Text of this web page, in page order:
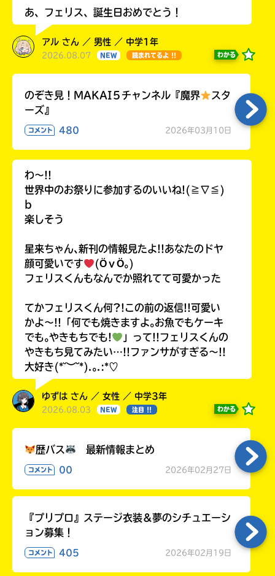
あ、フェリス、誕生日おめでとう！
アル さん ／ 男性 ／ 中学1年
2026.08.07 NEW 読まれてるよ !! わかる
のぞき見！MAKAI５チャンネル『魔界
スタ
ーズ』
コメント 480 2026年03月10日
わ〜!!
世界中のお祭りに参加するのいいね!(≧∇≦)
b
楽しそう
星来ちゃん､新刊の情報見たよ!!あなたのドヤ
顔可愛いです
(ӦｖӦ｡)
フェリスくんもなんでか照れてて可愛かった
てかフェリスくん何?!この前の返信!!可愛い
かよ〜!!「何でも焼きますよ｡お魚でもケーキ
でも｡やきもちでも!
」って!!フェリスくんの
やきもち見てみたい…!!ファンサがすぎる〜!!
大好き(*˘︶˘*).｡.:*♡
ゆずは さん ／ 女性 ／ 中学3年
2026.08.03 NEW 注目 !! わかる
歴バス 最新情報まとめ
コメント 00 2026年02月27日
『プリプロ』ステージ衣装＆夢のシチュエーシ
ョン募集！
コメント 405 2026年02月19日